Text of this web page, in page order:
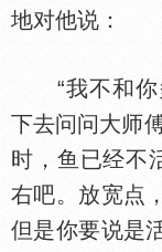
地对他说：
“我不和你
下去问问大师
时，鱼已经不
右吧。放宽点
但是你要说是